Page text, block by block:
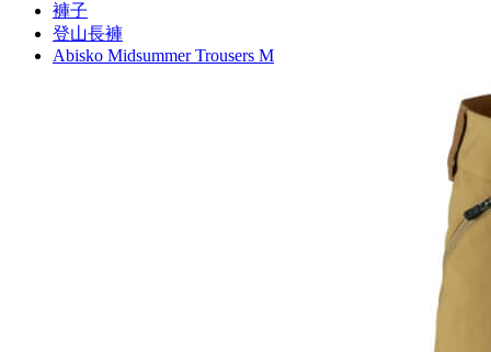
褲子
登山長褲
Abisko Midsummer Trousers M